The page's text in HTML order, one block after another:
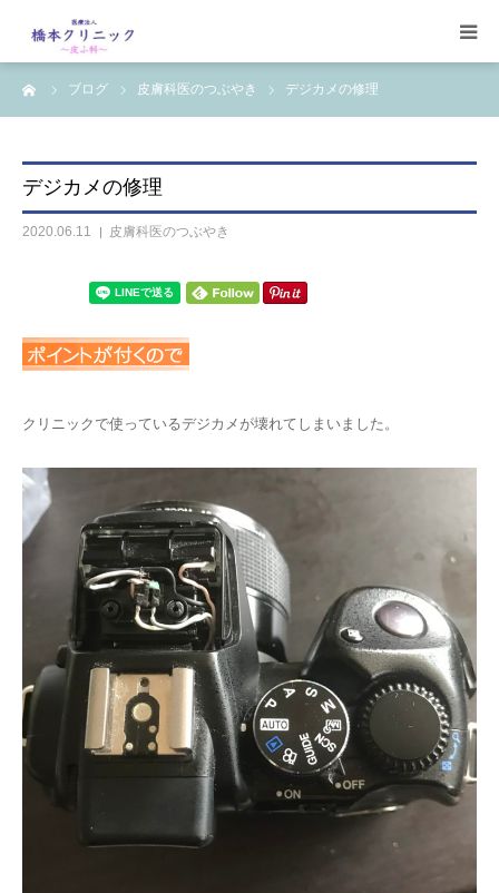
ブログ 皮膚科医のつぶやき デジカメの修理
デジカメの修理
2020.06.11 皮膚科医のつぶやき
クリニックで使っているデジカメが壊れてしまいました。
受診案内
治療案内
【コラム】
ワクチン一覧